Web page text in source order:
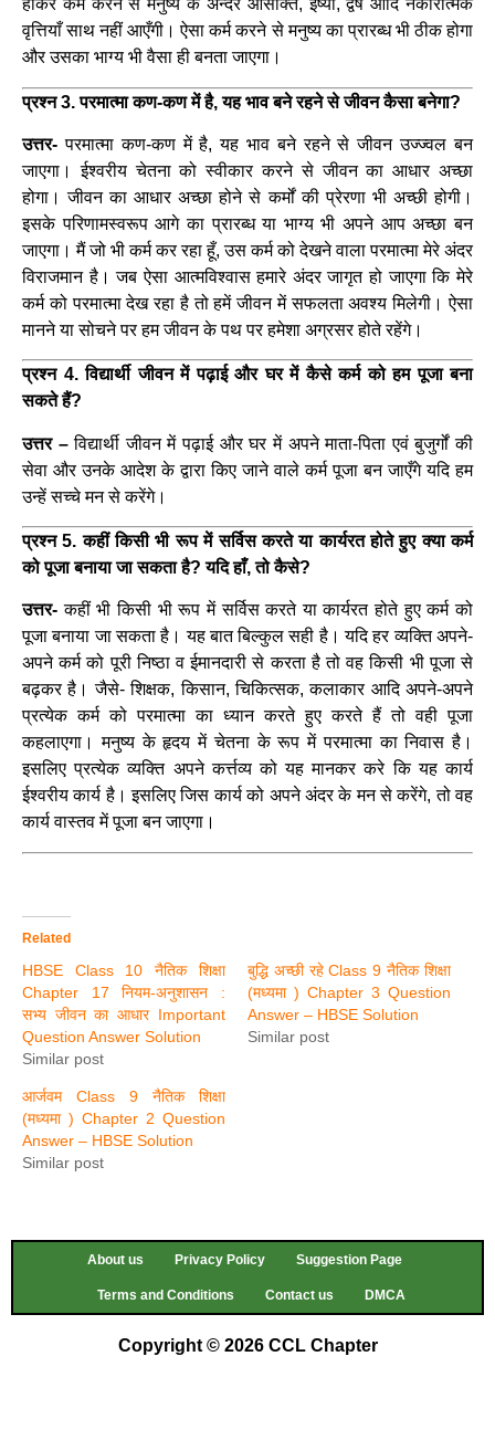
होकर कर्म करने से मनुष्य के अन्दर आसक्ति, ईर्ष्या, द्वेष आदि नकारात्मक
वृत्तियाँ साथ नहीं आएँगी। ऐसा कर्म करने से मनुष्य का प्रारब्ध भी ठीक होगा
और उसका भाग्य भी वैसा ही बनता जाएगा।
प्रश्न 3. परमात्मा कण-कण में है, यह भाव बने रहने से जीवन कैसा बनेगा?
उत्तर- परमात्मा कण-कण में है, यह भाव बने रहने से जीवन उज्ज्वल बन
जाएगा। ईश्वरीय चेतना को स्वीकार करने से जीवन का आधार अच्छा
होगा। जीवन का आधार अच्छा होने से कर्मों की प्रेरणा भी अच्छी होगी।
इसके परिणामस्वरूप आगे का प्रारब्ध या भाग्य भी अपने आप अच्छा बन
जाएगा। मैं जो भी कर्म कर रहा हूँ, उस कर्म को देखने वाला परमात्मा मेरे अंदर
विराजमान है। जब ऐसा आत्मविश्वास हमारे अंदर जागृत हो जाएगा कि मेरे
कर्म को परमात्मा देख रहा है तो हमें जीवन में सफलता अवश्य मिलेगी। ऐसा
मानने या सोचने पर हम जीवन के पथ पर हमेशा अग्रसर होते रहेंगे।
प्रश्न 4. विद्यार्थी जीवन में पढ़ाई और घर में कैसे कर्म को हम पूजा बना
सकते हैं?
उत्तर –विद्यार्थी जीवन में पढ़ाई और घर में अपने माता-पिता एवं बुजुर्गों की
सेवा और उनके आदेश के द्वारा किए जाने वाले कर्म पूजा बन जाएँगे यदि हम
उन्हें सच्चे मन से करेंगे।
प्रश्न 5. कहीं किसी भी रूप में सर्विस करते या कार्यरत होते हुए क्या कर्म
को पूजा बनाया जा सकता है? यदि हाँ, तो कैसे?
उत्तर- कहीं भी किसी भी रूप में सर्विस करते या कार्यरत होते हुए कर्म को
पूजा बनाया जा सकता है। यह बात बिल्कुल सही है। यदि हर व्यक्ति अपने-
अपने कर्म को पूरी निष्ठा व ईमानदारी से करता है तो वह किसी भी पूजा से
बढ़कर है। जैसे- शिक्षक, किसान, चिकित्सक, कलाकार आदि अपने-अपने
प्रत्येक कर्म को परमात्मा का ध्यान करते हुए करते हैं तो वही पूजा
कहलाएगा। मनुष्य के हृदय में चेतना के रूप में परमात्मा का निवास है।
इसलिए प्रत्येक व्यक्ति अपने कर्त्तव्य को यह मानकर करे कि यह कार्य
ईश्वरीय कार्य है। इसलिए जिस कार्य को अपने अंदर के मन से करेंगे, तो वह
कार्य वास्तव में पूजा बन जाएगा।
Related
HBSE Class 10 नैतिक शिक्षा
Chapter 17 नियम-अनुशासन :
सभ्य जीवन का आधार Important
Question Answer Solution
Similar post
बुद्धि अच्छी रहे Class 9 नैतिक शिक्षा
(मध्यमा ) Chapter 3 Question
Answer – HBSE Solution
Similar post
आर्जवम Class 9 नैतिक शिक्षा
(मध्यमा ) Chapter 2 Question
Answer – HBSE Solution
Similar post
About us Privacy Policy Suggestion Page
Terms and Conditions Contact us DMCA
Copyright © 2026 CCL Chapter